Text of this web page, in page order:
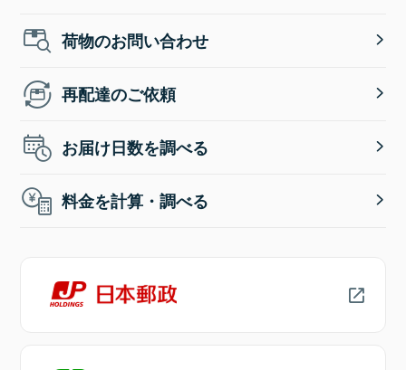
荷物のお問い合わせ
再配達のご依頼
お届け日数を調べる
料金を計算・調べる